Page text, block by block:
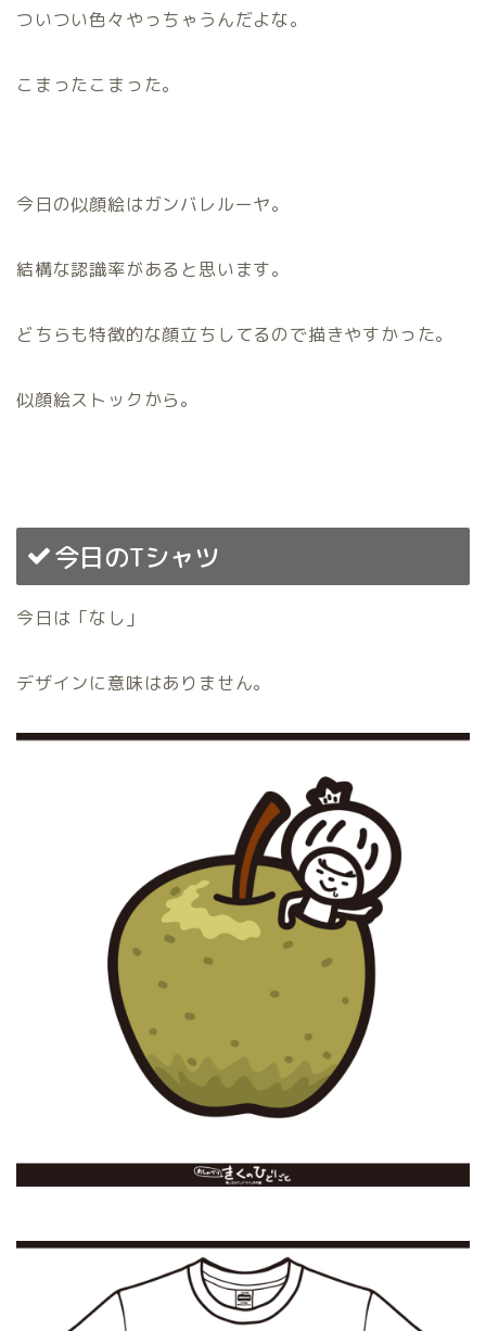
ついつい色々やっちゃうんだよな。
こまったこまった。
今日の似顔絵はガンバレルーヤ。
結構な認識率があると思います。
どちらも特徴的な顔立ちしてるので描きやすかった。
似顔絵ストックから。
今日のTシャツ
今日は「なし」
デザインに意味はありません。